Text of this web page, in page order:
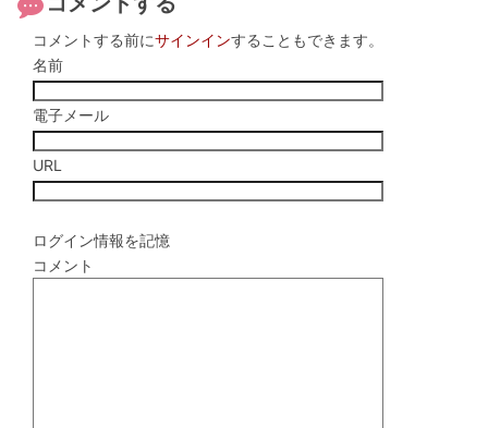
コメントする前にサインインすることもできます。
名前
電子メール
URL
ログイン情報を記憶
コメント